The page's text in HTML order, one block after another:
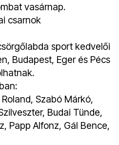
vasárnap.
csarnok
sport kedvelői
Budapest, Eger és Pécs
Szabó Márkó,
Budai Tünde,
Papp Alfonz, Gál Bence,